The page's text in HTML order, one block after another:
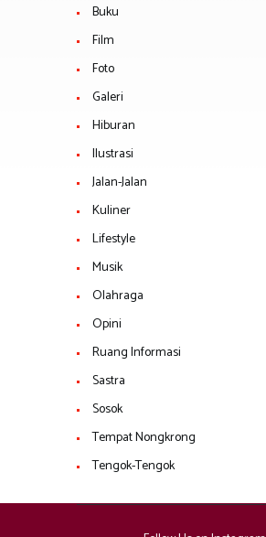
Buku
Film
Foto
Galeri
Hiburan
Ilustrasi
Jalan-Jalan
Kuliner
Lifestyle
Musik
Olahraga
Opini
Ruang Informasi
Sastra
Sosok
Tempat Nongkrong
Tengok-Tengok